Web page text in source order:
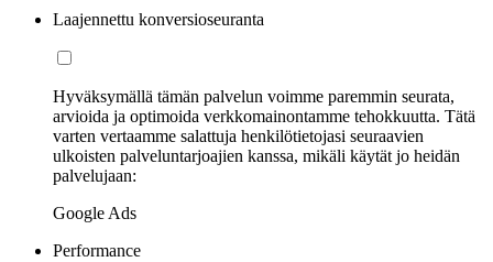
Laajennettu konversioseuranta
Hyväksymällä tämän palvelun voimme paremmin seurata,
arvioida ja optimoida verkkomainontamme tehokkuutta. Tätä
varten vertaamme salattuja henkilötietojasi seuraavien
ulkoisten palveluntarjoajien kanssa, mikäli käytät jo heidän
palvelujaan:
Google Ads
Performance